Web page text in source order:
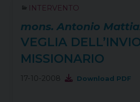
INTERVENTO
mons. Antonio
VEGLIA
MISSIONARIO
17-10-2008 Download PDF